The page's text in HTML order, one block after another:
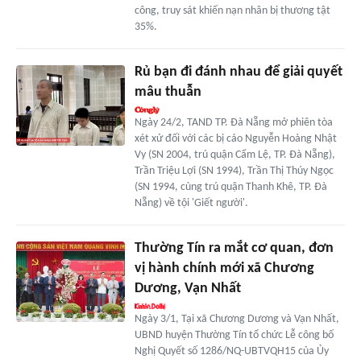
công, truy sát khiến nạn nhân bị thương tật
35%.
Rủ bạn đi đánh nhau để giải quyết
mâu thuẫn
Ngày 24/2, TAND TP. Đà Nẵng mở phiên tòa
xét xử đối với các bị cáo Nguyễn Hoàng Nhật
Vy (SN 2004, trú quận Cẩm Lệ, TP. Đà Nẵng),
Trần Triệu Lợi (SN 1994), Trần Thị Thúy Ngọc
(SN 1994, cùng trú quận Thanh Khê, TP. Đà
Nẵng) về tội 'Giết người'.
Thường Tín ra mắt cơ quan, đơn
vị hành chính mới xã Chương
Dương, Vạn Nhất
Ngày 3/1, Tại xã Chương Dương và Vạn Nhất,
UBND huyện Thường Tín tổ chức Lễ công bố
Nghị Quyết số 1286/NQ-UBTVQH15 của Ủy